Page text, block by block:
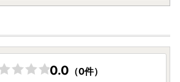
10(月)、8/12(水)、8/17(月)以降
について、営業日に順次対応いたしま
営業日にお電話にてご連絡ください。
0.0 （0件）